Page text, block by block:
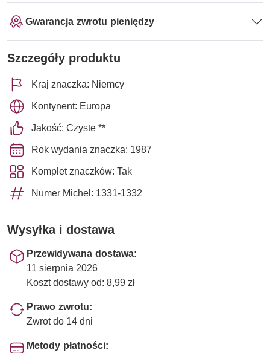
Gwarancja zwrotu pieniędzy
Szczegóły produktu
Kraj znaczka: Niemcy
Kontynent: Europa
Jakość: Czyste **
Rok wydania znaczka: 1987
Komplet znaczków: Tak
Numer Michel: 1331-1332
Wysyłka i dostawa
Przewidywana dostawa:
11 sierpnia 2026
Koszt dostawy od: 8,99 zł
Prawo zwrotu:
Zwrot do 14 dni
Metody płatności: